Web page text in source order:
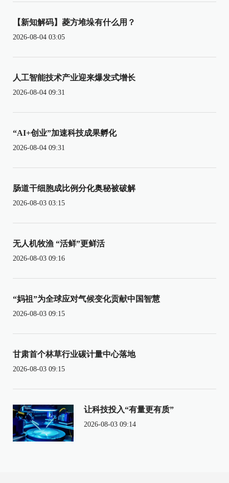
【新知解码】菱方堆垛有什么用？
2026-08-04 03:05
人工智能技术产业迎来爆发式增长
2026-08-04 09:31
“AI+创业”加速科技成果孵化
2026-08-04 09:31
肠道干细胞成比例分化奥秘被破解
2026-08-03 03:15
无人机牧渔 “活鲜”更鲜活
2026-08-03 09:16
“妈祖”为全球应对气候变化贡献中国智慧
2026-08-03 09:15
甘肃首个林草行业碳计量中心落地
2026-08-03 09:15
让科技投入“有量更有质”
2026-08-03 09:14